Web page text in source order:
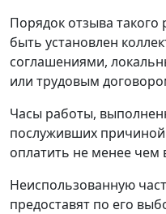
Порядок отзыва такого
быть установлен
соглашениями,
или трудовым
Часы работы,
послуживших
оплатить не менее чем
Неиспользованную
предоставят по его